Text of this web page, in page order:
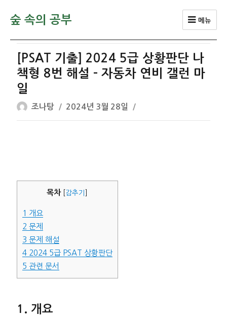
숲 속의 공부 메뉴
[PSAT 기출] 2024 5급 상황판단 나
책형 8번 해설 – 자동차 연비 갤런 마
일
글
쓴
조나탕
작
성
2024년 3월 28일
목차 감추기
1 개요
2 문제
3 문제 해설
42024 5급 PSAT 상황판단
5 관련 문서
개요